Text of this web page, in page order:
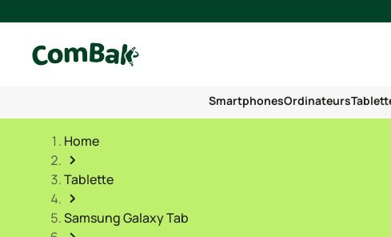
SmartphonesOrdinateurs
Home
Tablette
Samsung Galaxy Tab